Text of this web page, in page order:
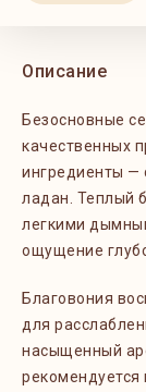
Описание
Безосновные
качественных
ингредиенты —
ладан. Теплый
легкими
ощущение
Благовония
для
насыщенный